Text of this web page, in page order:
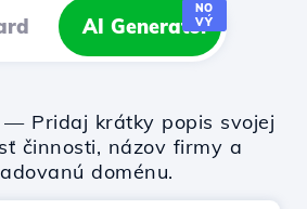
AI Generator
NO
VÝ
— Pridaj krátky popis svojej
činnosti, názov firmy a
doménu.